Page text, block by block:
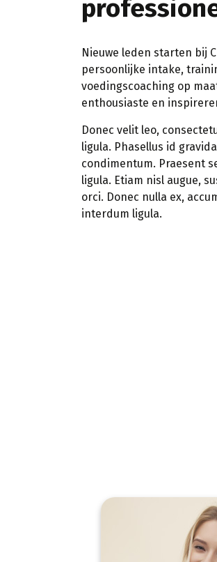
Nieuwe leden starten bij
persoonlijke intake,
voedingscoaching op
enthousiaste en
Donec velit leo,
ligula. Phasellus id
condimentum. Praesent
ligula. Etiam nisl augue,
orci. Donec nulla ex,
interdum ligula.